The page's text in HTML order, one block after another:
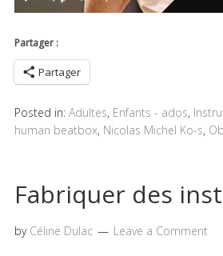
Partager :
Partager
Posted in: Adultes, Enfants - ados,
human beatbox, Nicolas Michel Ko-s,
Fabriquer des
by Céline Dulac Leave a Comment